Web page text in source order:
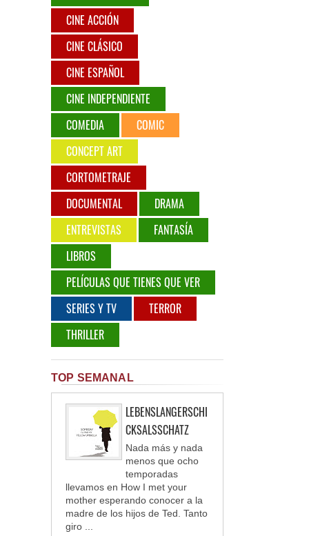
CINE ACCIÓN
CINE CLÁSICO
CINE ESPAÑOL
CINE INDEPENDIENTE
COMEDIA
COMIC
CONCEPT ART
CORTOMETRAJE
DOCUMENTAL
DRAMA
ENTREVISTAS
FANTASÍA
LIBROS
PELÍCULAS QUE TIENES QUE VER
SERIES Y TV
TERROR
THRILLER
TOP SEMANAL
LEBENSLANGERSCHI
CKSALSSCHATZ
Nada más y nada
menos que ocho
temporadas
llevamos en How I met your
mother esperando conocer a la
madre de los hijos de Ted. Tanto
giro ...